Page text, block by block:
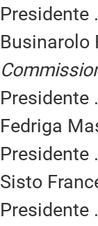
Presidente
Businarolo
Presidente
Fedriga
Presidente
Sisto
Presidente